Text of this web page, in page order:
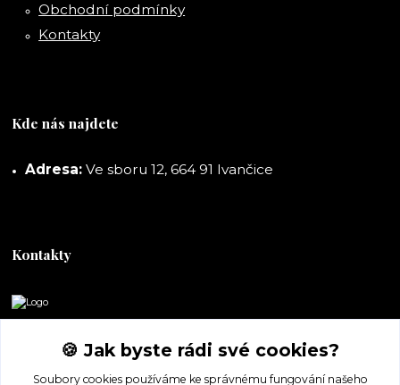
Obchodní podmínky
Kontakty
Kde nás najdete
Adresa: Ve sboru 12, 664 91 Ivančice
Kontakty
+420 777 247 722
(Po-Pá, 8-16 hod.)
🍪 Jak byste rádi své cookies?
Soubory cookies používáme ke správnému fungování našeho